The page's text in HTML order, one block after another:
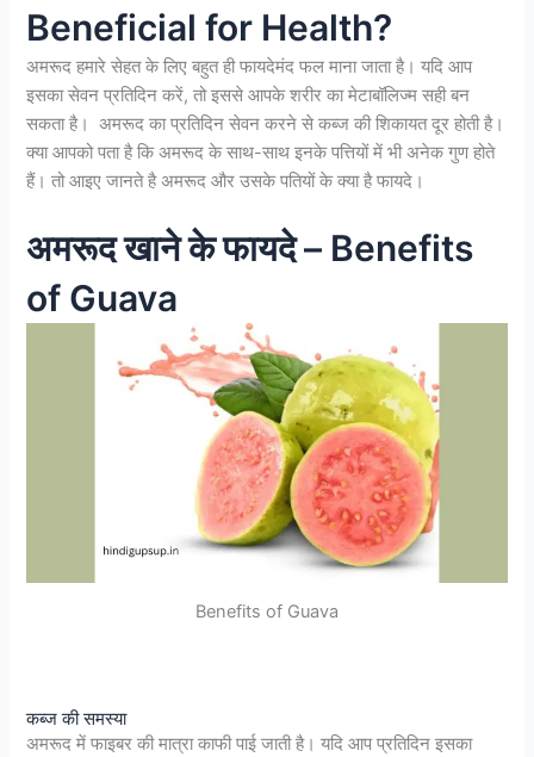
Beneficial for Health?
अमरूद हमारे सेहत के लिए बहुत ही फायदेमंद फल माना जाता है। यदि आप
इसका सेवन प्रतिदिन करें, तो इससे आपके शरीर का मेटाबॉलिज्म सही बन
सकता है। अमरूद का प्रतिदिन सेवन करने से कब्ज की शिकायत दूर होती है।
क्या आपको पता है कि अमरूद के साथ-साथ इनके पत्तियों में भी अनेक गुण होते
हैं। तो आइए जानते है अमरूद और उसके पतियों के क्या है फायदे।
अमरूद खाने के फायदे – Benefits
of Guava
Benefits of Guava
कब्ज की समस्या
अमरूद में फाइबर की मात्रा काफी पाई जाती है। यदि आप प्रतिदिन इसका